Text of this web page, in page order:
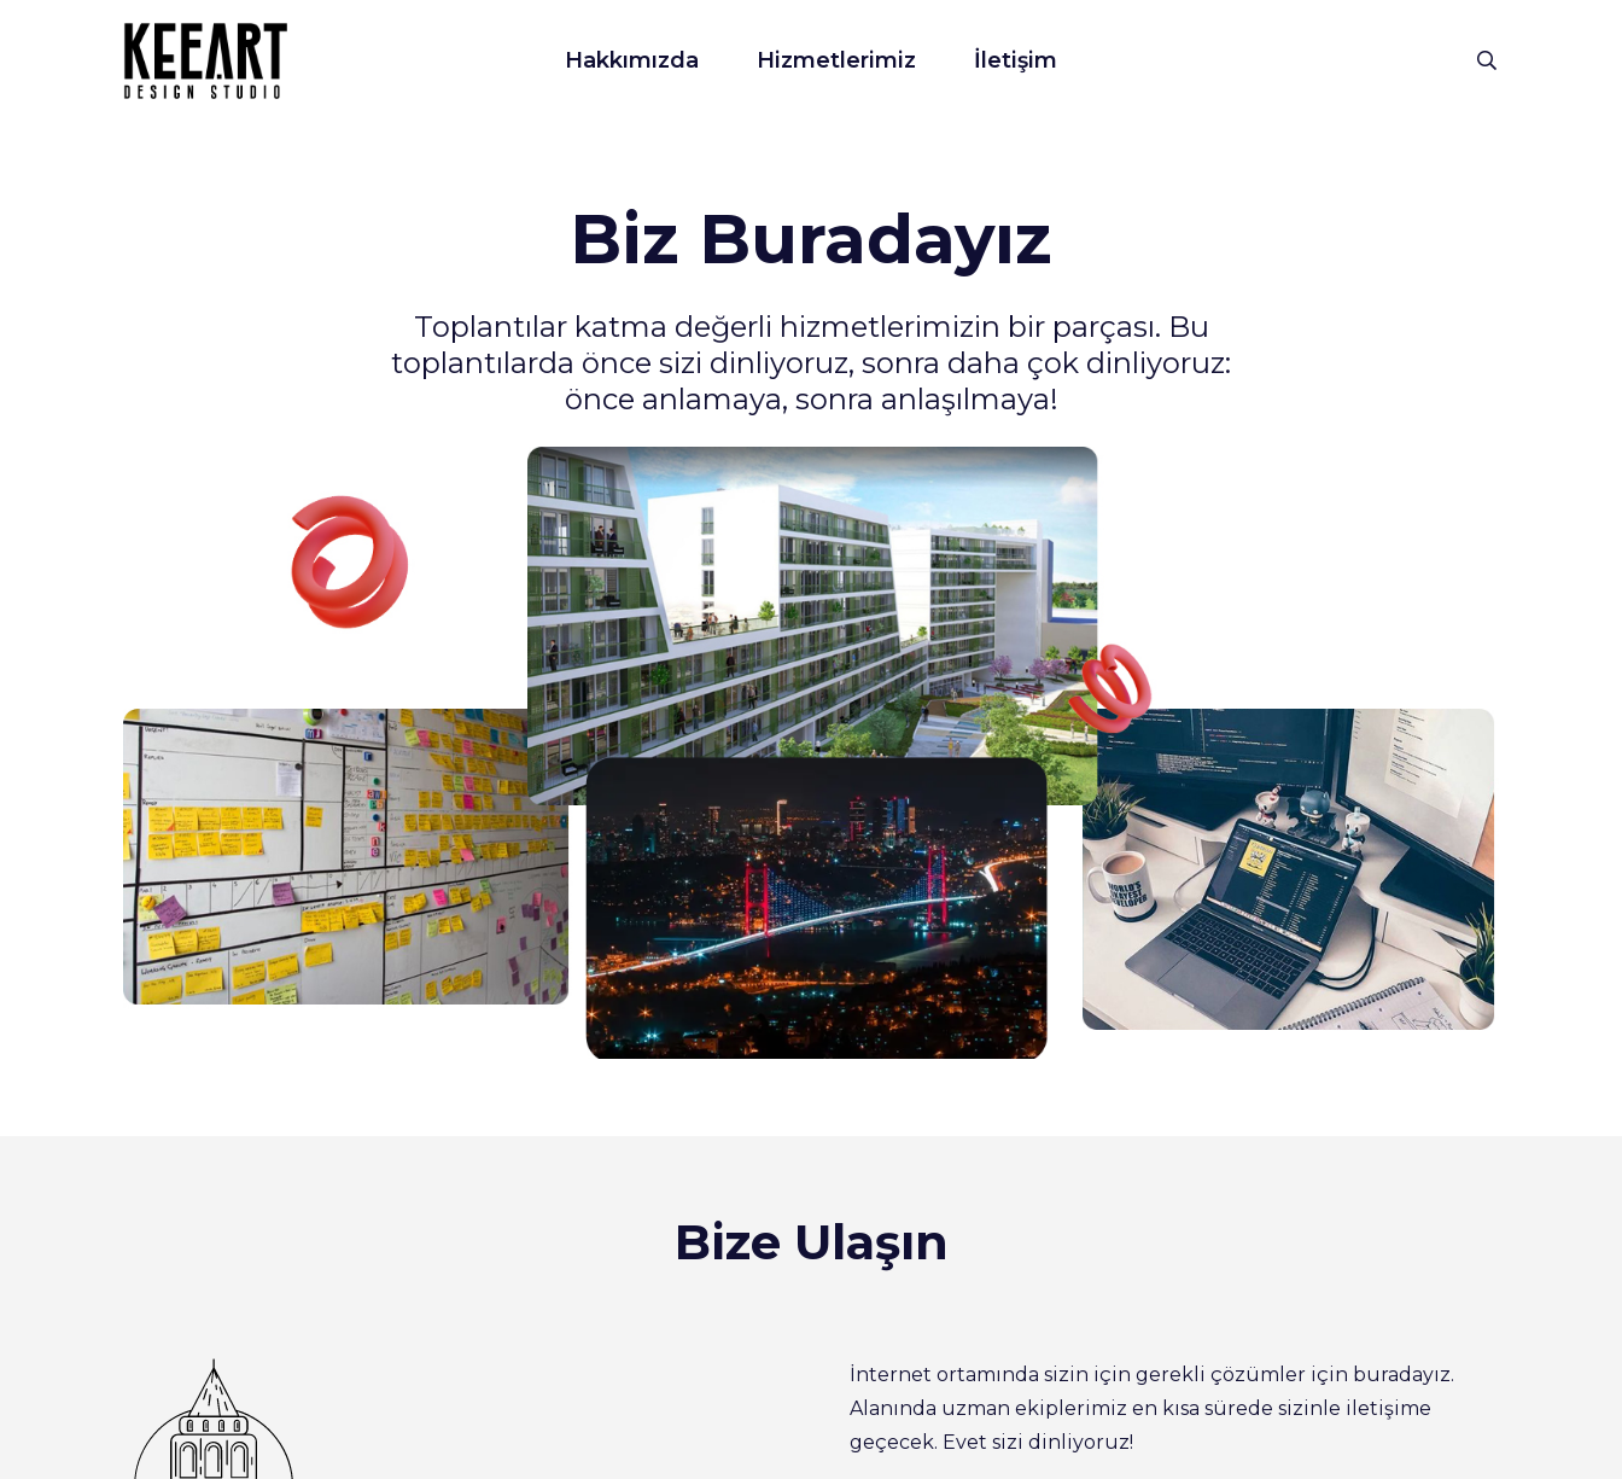
Hakkımızda Hizmetlerimiz İletişim
Biz Buradayız
Toplantılar katma değerli hizmetlerimizin bir parçası. Bu
toplantılarda önce sizi dinliyoruz, sonra daha çok dinliyoruz:
önce anlamaya, sonra anlaşılmaya!
Bize Ulaşın
İnternet ortamında sizin için gerekli çözümler için buradayız.
Alanında uzman ekiplerimiz en kısa sürede sizinle iletişime
geçecek. Evet sizi dinliyoruz!